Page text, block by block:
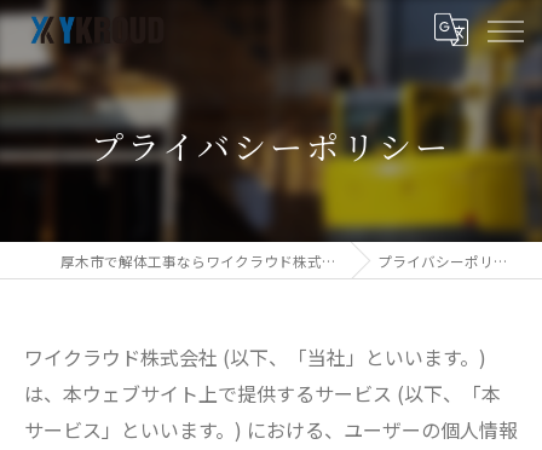
プライバシーポリシー
厚木市で解体工事ならワイクラウド株式会社 プライバシーポリシー
ワイクラウド株式会社 (以下、「当社」といいます。)
は、本ウェブサイト上で提供するサービス (以下、「本
サービス」といいます。) における、ユーザーの個人情報